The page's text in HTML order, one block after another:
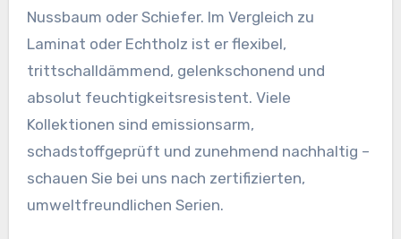
Nussbaum oder Schiefer. Im Vergleich zu
Laminat oder Echtholz ist er flexibel,
trittschalldämmend, gelenkschonend und
absolut feuchtigkeitsresistent. Viele
Kollektionen sind emissionsarm,
schadstoffgeprüft und zunehmend nachhaltig –
schauen Sie bei uns nach zertifizierten,
umweltfreundlichen Serien.